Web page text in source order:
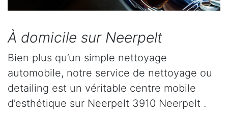
À domicile sur Neerpelt
Bien plus qu’un simple nettoyage
automobile, notre service de nettoyage ou
detailing est un véritable centre mobile
d’esthétique sur Neerpelt 3910 Neerpelt .